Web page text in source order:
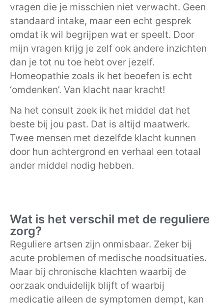
vragen die je misschien niet verwacht. Geen
standaard intake, maar een echt gesprek
omdat ik wil begrijpen wat er speelt. Door
mijn vragen krijg je zelf ook andere inzichten
dan je tot nu toe hebt over jezelf.
Homeopathie zoals ik het beoefen is echt
‘omdenken’. Van klacht naar kracht!
Na het consult zoek ik het middel dat het
beste bij jou past. Dat is altijd maatwerk.
Twee mensen met dezelfde klacht kunnen
door hun achtergrond en verhaal een totaal
ander middel nodig hebben.
Wat is het verschil met de reguliere
zorg?
Reguliere artsen zijn onmisbaar. Zeker bij
acute problemen of medische noodsituaties.
Maar bij chronische klachten waarbij de
oorzaak onduidelijk blijft of waarbij
medicatie alleen de symptomen dempt, kan